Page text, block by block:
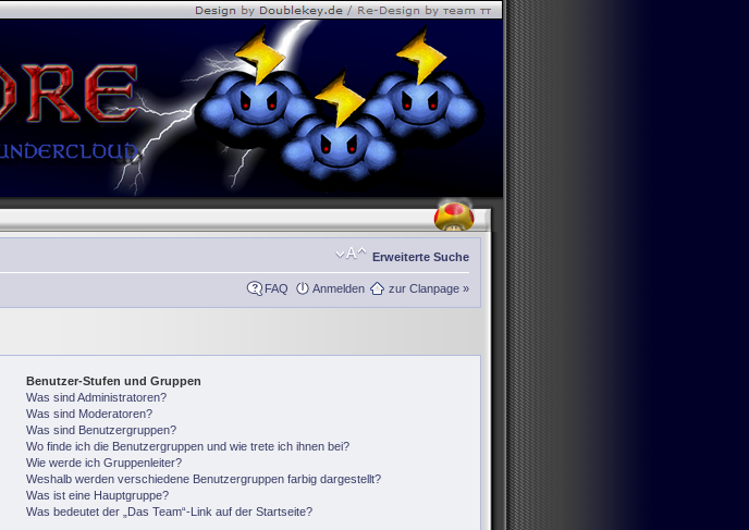
Erweiterte Suche
FAQ Anmelden zur Clanpage »
Benutzer-Stufen und Gruppen
Was sind Administratoren?
Was sind Moderatoren?
Was sind Benutzergruppen?
Wo finde ich die Benutzergruppen und wie trete ich ihnen bei?
Wie werde ich Gruppenleiter?
Weshalb werden verschiedene Benutzergruppen farbig dargestellt?
Was ist eine Hauptgruppe?
Was bedeutet der „Das Team“-Link auf der Startseite?